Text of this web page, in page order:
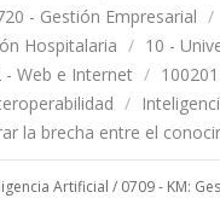
- Gestión Empresarial /
Hospitalaria / 10 -
- Web e Internet /
/
la brecha entre el
Artificial / 0709 - KM: